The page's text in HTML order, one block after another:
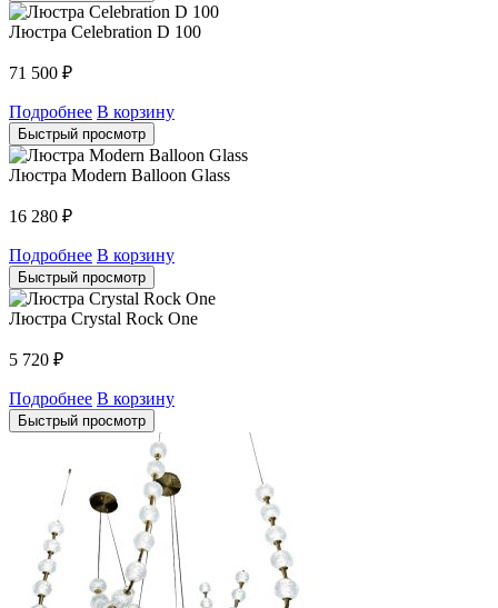
Люстра Celebration D 100
71 500 ₽
Подробнее В корзину
Быстрый просмотр
Люстра Modern Balloon Glass
16 280 ₽
Подробнее В корзину
Быстрый просмотр
Люстра Crystal Rock One
5 720 ₽
Подробнее В корзину
Быстрый просмотр